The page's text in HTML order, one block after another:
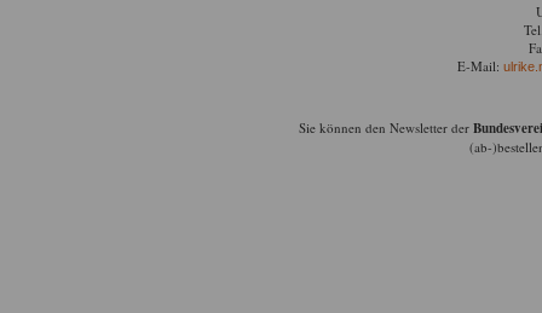
E-Mail:
Sie können den Newsletter der
(ab-